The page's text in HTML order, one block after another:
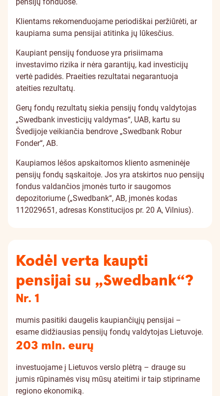
Klientams rekomenduojame periodiškai peržiūrėti, ar
kaupiama suma pensijai atitinka jų lūkesčius.
Kaupiant pensijų fonduose yra prisiimama
investavimo rizika ir nėra garantijų, kad investicijų
vertė padidės. Praeities rezultatai negarantuoja
ateities rezultatų.
Gerų fondų rezultatų siekia pensijų fondų valdytojas
„Swedbank investicijų valdymas“, UAB, kartu su
Švedijoje veikiančia bendrove „Swedbank Robur
Fonder“, AB.
Kaupiamos lėšos apskaitomos kliento asmeninėje
pensijų fondų sąskaitoje. Jos yra atskirtos nuo pensijų
fondus valdančios įmonės turto ir saugomos
depozitoriume („Swedbank“, AB, įmonės kodas
112029651, adresas Konstitucijos pr. 20 A, Vilnius).
Kodėl verta kaupti
pensijai su „Swedbank“?
Nr. 1
mumis pasitiki daugelis kaupiančiųjų pensijai –
esame didžiausias pensijų fondų valdytojas Lietuvoje.
203 mln. eurų
investuojame į Lietuvos verslo plėtrą – drauge su
jumis rūpinamės visų mūsų ateitimi ir taip stipriname
regiono ekonomiką.